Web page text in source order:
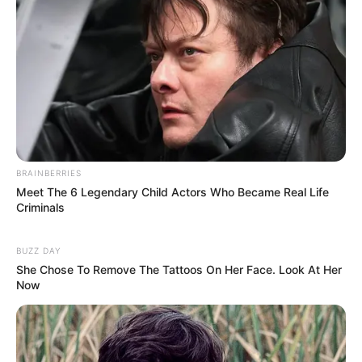
Twitter:@heidigreytv
Instagram: @heidi.grey
TikTok: @heidigrey
YouTube: –
Fakta Menarik
Rasio tubuhnya adalah 34-24-34.
Warna mata aslinya adalah hazel.
dan berkilau.
Abu-abu dan putih adalah warna favoritnya.
Ia adalah seorang penyayang binatang.
Memiliki seekor anjing dan kucing peliharaan.
BRAINBERRIES
Meet The 6 Legendary Child Actors Who Became Real Life
Criminals
BUZZ DAY
She Chose To Remove The Tattoos On Her Face. Look At Her
Now